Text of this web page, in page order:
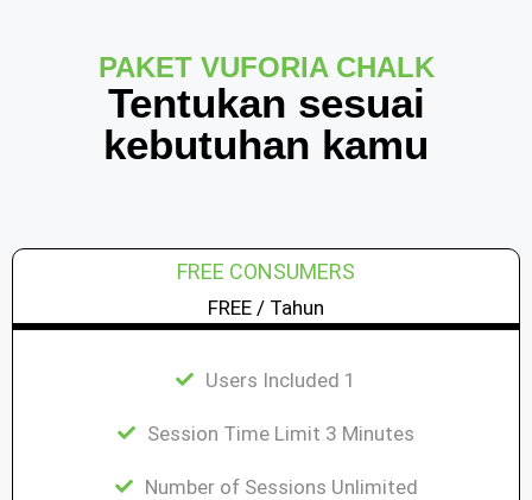
PAKET VUFORIA CHALK
Tentukan sesuai
kebutuhan kamu
FREE CONSUMERS
FREE / Tahun
Users Included 1
Session Time Limit 3 Minutes
Number of Sessions Unlimited